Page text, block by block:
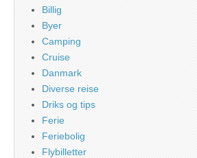
Billig
Byer
Camping
Cruise
Danmark
Diverse reise
Driks og tips
Ferie
Feriebolig
Flybilletter